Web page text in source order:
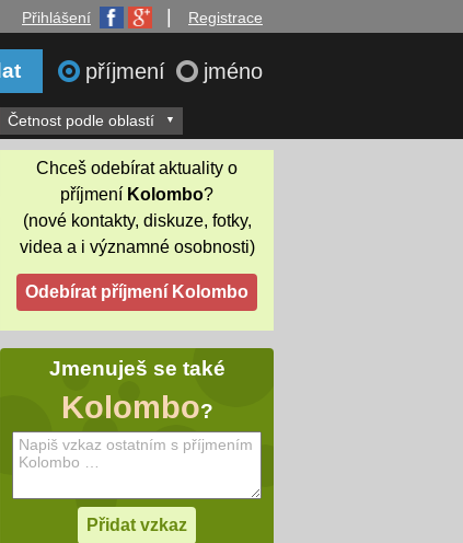
Přihlášení Registrace
příjmení jméno
Četnost podle oblastí
Chceš odebírat aktuality o
příjmení Kolombo?
(nové kontakty, diskuze, fotky,
videa a i významné osobnosti)
Jmenuješ se také
Kolombo?